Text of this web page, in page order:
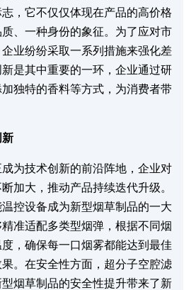
，它不仅仅体现在产品的高价格
质、一种身份的象征。为了应对市
业纷纷采取一系列措施来强化差
是其中重要的一环，企业通过研
独特的香料等方式，为消费者带
新
为技术创新的前沿阵地，企业对
加大，推动产品持续迭代升级。
控设备成为新型烟草制品的一大
准适配多类型烟弹，根据不同烟
，确保每一口烟雾都能达到最佳
。在安全性方面，超分子空腔滤
烟草制品的安全性提升带来了新